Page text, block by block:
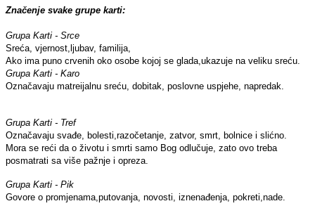
Značenje svake grupe karti:
Grupa Karti - Srce
Sreća, vjernost,ljubav, familija,
Ako ima puno crvenih oko osobe kojoj se glada,ukazuje na veliku sreću.
Grupa Karti - Karo
Označavaju matreijalnu sreću, dobitak, poslovne uspjehe, napredak.
Grupa Karti - Tref
Označavaju svađe, bolesti,razočetanje, zatvor, smrt, bolnice i slićno.
Mora se reći da o životu i smrti samo Bog odlučuje, zato ovo treba
posmatrati sa više pažnje i opreza.
Grupa Karti - Pik
Govore o promjenama,putovanja, novosti, iznenađenja, pokreti,nade.